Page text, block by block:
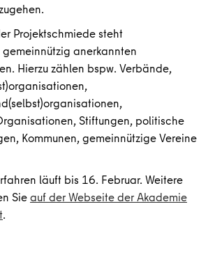
Projektschmiede steht
anerkannten
Hierzu zählen bspw. Verbände,
Stiftungen, politische
Kommunen, gemeinnützige Vereine
läuft bis 16. Februar. Weitere
Sieauf der Webseite der Akademie
.